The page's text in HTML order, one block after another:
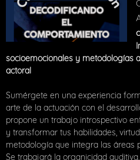
socioemocionales y metodologías
actoral
Sumérgete en una experiencia
arte de la actuación con el
propone un trabajo introspectivo
y transformar tus habilidades,
metodología que integra las áreas
Se trabajará la organicidad